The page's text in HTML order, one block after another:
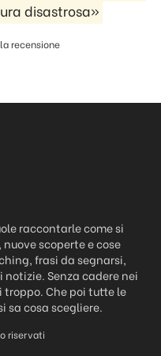
disastrosa»
recensione
raccontarle come si
scoperte e cose
frasi da segnarsi,
notizie. Senza cadere nei
troppo. Che poi tutte le
sa cosa scegliere.
riservati